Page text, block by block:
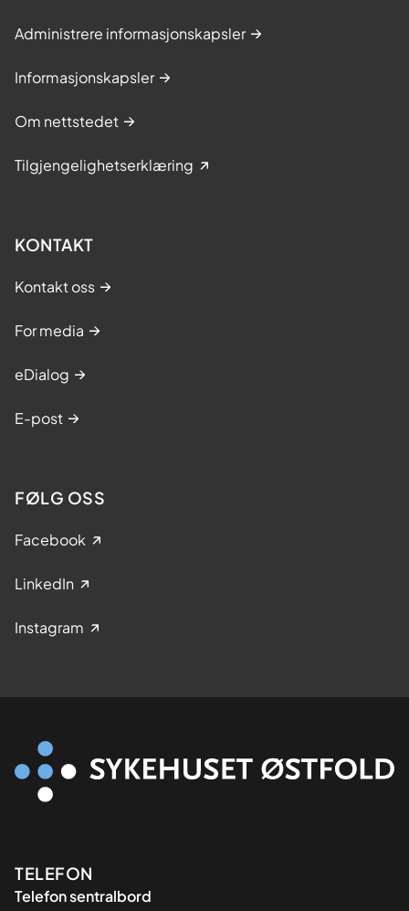
Administrere informasjonskapsler
Informasjonskapsler
Om nettstedet
Tilgjengelighetserklæring
KONTAKT
Kontakt oss
For media
eDialog
E-post
FØLG OSS
Facebook
LinkedIn
Instagram
Kontaktinformasjon
TELEFON
Telefon sentralbord